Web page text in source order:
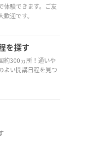
体験できます。ご友
迎です。
を探す
約300ヵ所！通いや
よい開講日程を見つ